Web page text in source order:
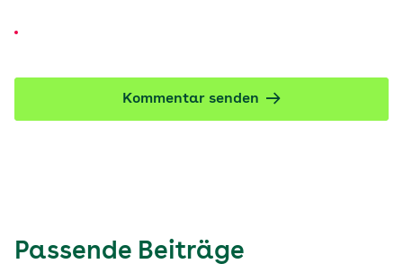
Kommentar senden
Passende Beiträge